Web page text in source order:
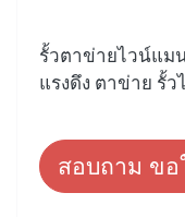
รั้วตาข่ายไวน์แม
แรงดึง ตาข่าย รั้
สอบถาม ขอ